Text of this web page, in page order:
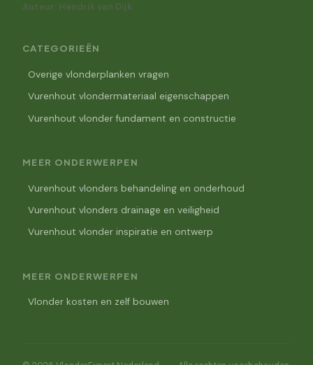
Auteur: Hendrik van Dijk
CATEGORIEËN
Overige vlonderplanken vragen
Vurenhout vlondermateriaal eigenschappen
Vurenhout vlonder fundament en constructie
MEER ONDERWERPEN
Vurenhout vlonders behandeling en onderhoud
Vurenhout vlonders drainage en veiligheid
Vurenhout vlonder inspiratie en ontwerp
MEER ONDERWERPEN
Vlonder kosten en zelf bouwen